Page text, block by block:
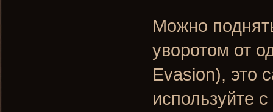
Можно
уворотом от
Evasion), это
используйте с